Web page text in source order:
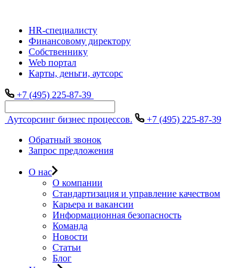
HR-специалисту
Финансовому директору
Собственнику
Web портал
Карты, деньги, аутсорс
+7 (495) 225-87-39
Аутсорсинг бизнес процессов.
+7 (495) 225-87-39
Обратный звонок
Запрос предложения
О нас
О компании
Стандартизация и управление качеством
Карьера и вакансии
Информационная безопасность
Команда
Новости
Статьи
Блог